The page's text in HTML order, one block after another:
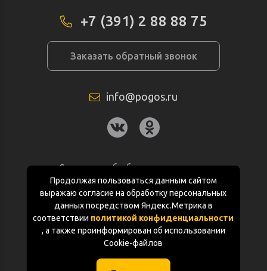
Продолжая пользоваться данным сайтом
выражаю согласие на обработку персональных
данных посредством Яндекс.Метрика в
соответствии политикой конфиденциальности
, а также проинформирован об использовании
Cookie-файлов
+7 (391) 2 88 88 75
Заказать обратный звонок
info@pogos.ru
Согласие на обработку персональных
данных
Политика конфиденциальности
Документация